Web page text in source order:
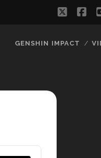
twitter
GENSHIN IMPACT